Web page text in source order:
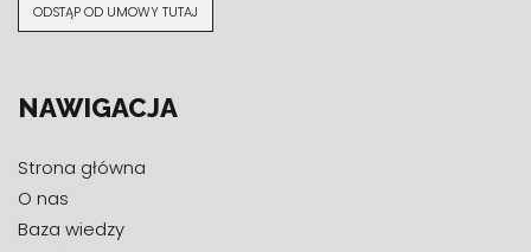
tyrozyna; MSM (metylosulfonylometan); witamina C
(kwas L-askorbinowy);
tiaminy); kwas pantotenowy (D-pantotenian
inozytol; substancje konserwujące: kwas sorbowy, kwas
benzoesowy; Selenium SeLECT
standaryzowany na 70% krzemionki; ekstrakt z ziela gotu
ODSTĄP OD UMOWY TUTAJ
NAWIGACJA
Strona główna
O nas
Baza wiedzy